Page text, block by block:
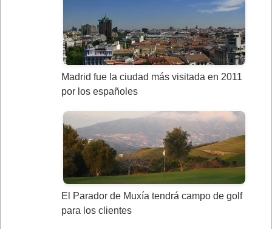
Madrid fue la ciudad más visitada en 2011
por los españoles
El Parador de Muxía tendrá campo de golf
para los clientes